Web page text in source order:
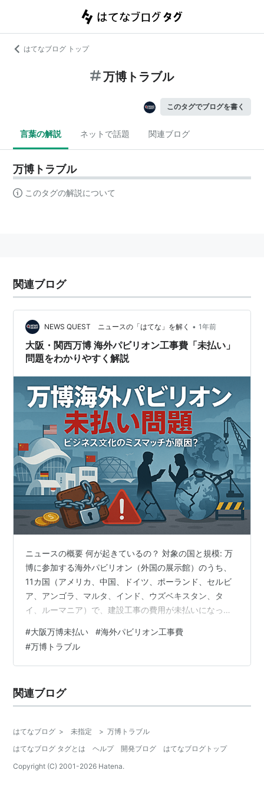
はてなブログ トップ
万博トラブル
このタグでブログを書く
言葉の解説 ネットで話題 関連ブログ
万博トラブル
このタグの解説について
関連ブログ
NEWS QUEST ニュースの「はてな」を解く • 1年前
大阪・関西万博 海外パビリオン工事費「未払い」
問題をわかりやすく解説
ニュースの概要 何が起きているの？ 対象の国と規模: 万
博に参加する海外パビリオン（外国の展示館）のうち、
11カ国（アメリカ、中国、ドイツ、ポーランド、セルビ
ア、アンゴラ、マルタ、インド、ウズベキスタン、タ
イ、ルーマニア）で、建設工事の費用が未払いになって
日本の建設会社など）から、合計19社以上が「代金が支
払われていない」と訴えています。未払いの総額は数億
円規模で、例えばアメリカ館で約2800万円、中国館で約
います。 経緯: 万博の建設は2025年の開幕前に急ピッチ
で進められましたが、工事…
#大阪万博未払い #海外パビリオン工事費
#万博トラブル
関連ブログ
はてなブログ > 未指定 > 万博トラブル
はてなブログ タグとは
ヘルプ 開発ブログ
はてなブログトップ
Copyright (C) 2001-2026 Hatena.